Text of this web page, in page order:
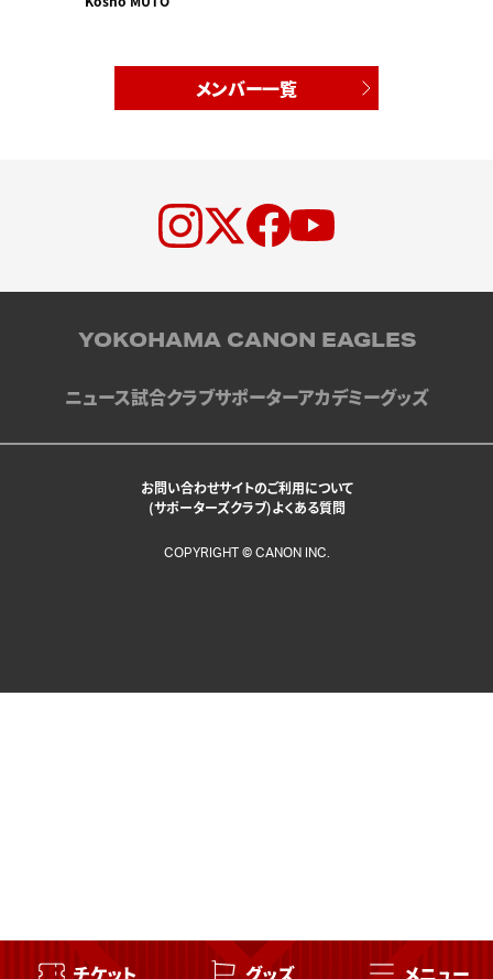
メンバー一覧
YOKOHAMA CANON EAGLES
ニュース試合クラブサポーターアカデミーグッズ
お問い合わせサイトのご利用について
(サポーターズクラブ)よくある質問
COPYRIGHT © CANON INC.
チケット グッズ メニュー
クラブ